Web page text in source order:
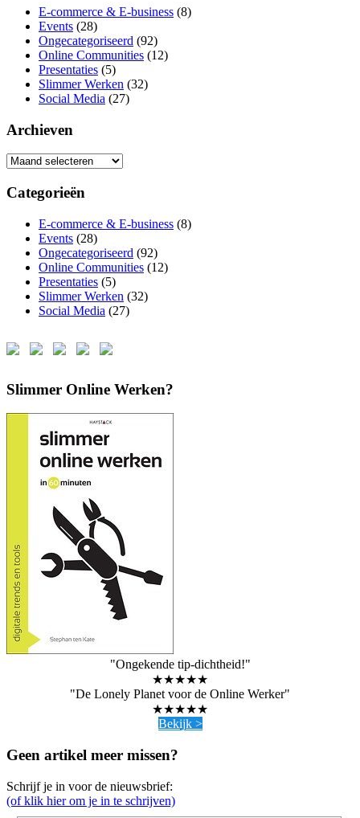
E-commerce & E-business (8)
Events (28)
Ongecategoriseerd (92)
Online Communities (12)
Presentaties (5)
Slimmer Werken (32)
Social Media (27)
Archieven
Archieven
Categorieën
E-commerce & E-business (8)
Events (28)
Ongecategoriseerd (92)
Online Communities (12)
Presentaties (5)
Slimmer Werken (32)
Social Media (27)
Slimmer Online Werken?
"Ongekende tip-dichtheid!"
★★★★★
"De Lonely Planet voor de Online Werker"
★★★★★
Bekijk >
Geen artikel meer missen?
Schrijf je in voor de nieuwsbrief:
(of klik hier om je in te schrijven)